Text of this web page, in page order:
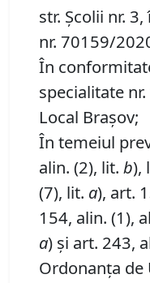
str. Școlii nr.
nr. 70159/
În
specialitate
Local Brașov;
În temeiul
alin. (2), lit. b),
(7), lit. a), art.
154, alin. (1),
a) și art. 243,
Ordonanța de